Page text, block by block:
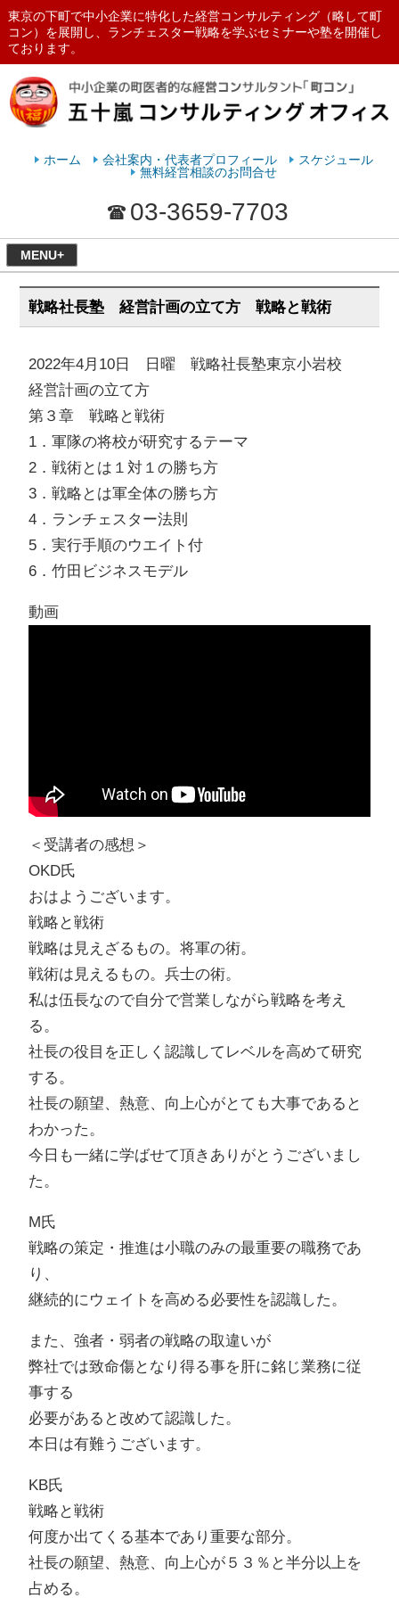
東京の下町で中小企業に特化した経営コンサルティング（略して町
コン）を展開し、ランチェスター戦略を学ぶセミナーや塾を開催し
ております。
ランチェスターの法則を学ぶなら
ホーム 会社案内・代表者プロフィール
スケジュール
無料経営相談のお問合せ
03-3659-7703
MENU+
戦略社長塾 経営計画の立て方 戦略と戦術
2022年4月10日 日曜 戦略社長塾東京小岩校
経営計画の立て方
第３章 戦略と戦術
1．軍隊の将校が研究するテーマ
2．戦術とは１対１の勝ち方
3．戦略とは軍全体の勝ち方
4．ランチェスター法則
5．実行手順のウエイト付
6．竹田ビジネスモデル
動画
＜受講者の感想＞
OKD氏
おはようございます。
戦略と戦術
戦略は見えざるもの。将軍の術。
戦術は見えるもの。兵士の術。
私は伍長なので自分で営業しながら戦略を考え
る。
社長の役目を正しく認識してレベルを高めて研究
する。
社長の願望、熱意、向上心がとても大事であると
わかった。
今日も一緒に学ばせて頂きありがとうございまし
た。
M氏
戦略の策定・推進は小職のみの最重要の職務であ
り、
継続的にウェイトを高める必要性を認識した。
また、強者・弱者の戦略の取違いが
弊社では致命傷となり得る事を肝に銘じ業務に従
事する
必要があると改めて認識した。
本日は有難うございます。
KB氏
戦略と戦術
何度か出てくる基本であり重要な部分。
社長の願望、熱意、向上心が５３％と半分以上を
占める。